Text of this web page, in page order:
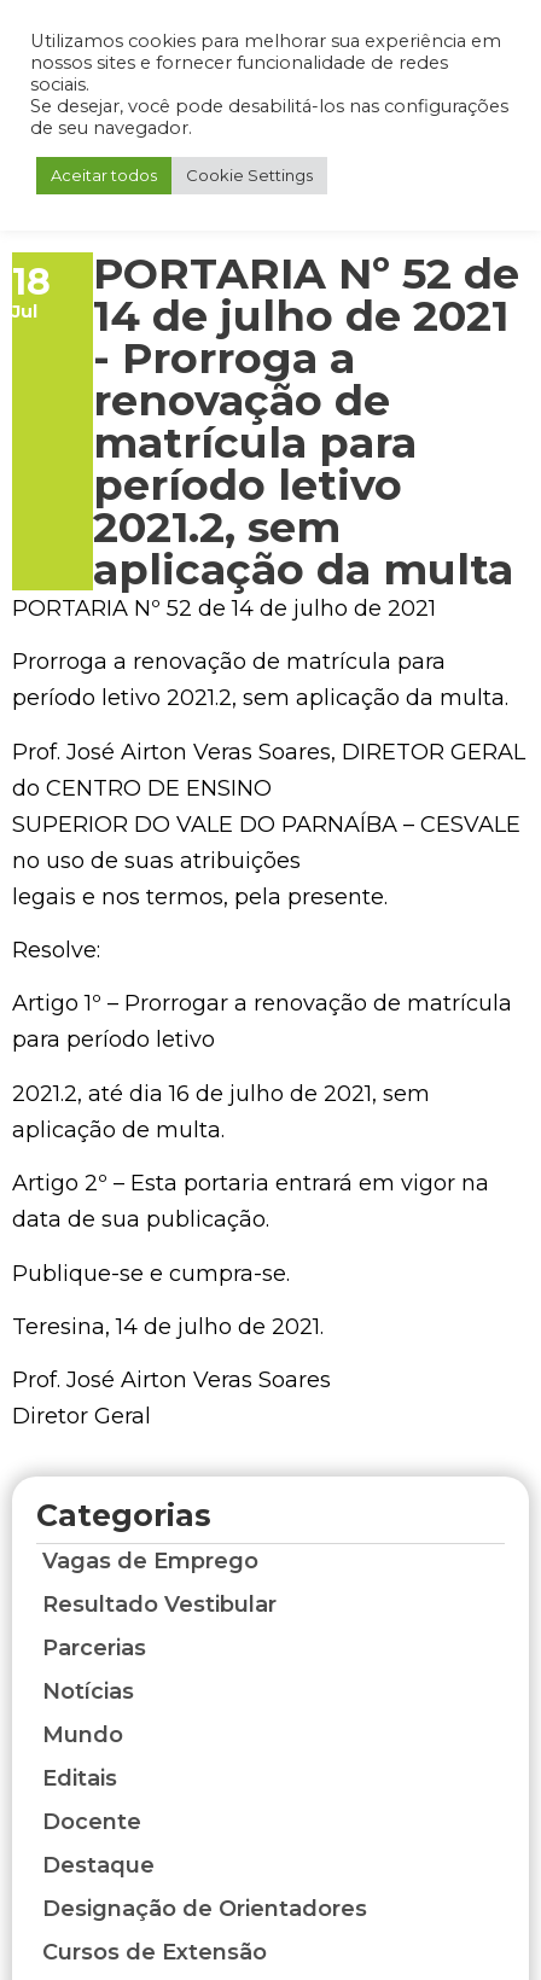
Admin Portal do Aluno Portal do Professor Portal do Coordenador
18
Jul
PORTARIA Nº 52 de
14 de julho de 2021
- Prorroga a
renovação de
matrícula para
período letivo
2021.2, sem
aplicação da multa
PORTARIA Nº 52 de 14 de julho de 2021
Prorroga a renovação de matrícula para
período letivo 2021.2, sem aplicação da multa.
Prof. José Airton Veras Soares, DIRETOR GERAL
do CENTRO DE ENSINO
SUPERIOR DO VALE DO PARNAÍBA – CESVALE
no uso de suas atribuições
legais e nos termos, pela presente.
Resolve:
Artigo 1º – Prorrogar a renovação de matrícula
para período letivo
2021.2, até dia 16 de julho de 2021, sem
aplicação de multa.
Artigo 2º – Esta portaria entrará em vigor na
data de sua publicação.
Publique-se e cumpra-se.
Teresina, 14 de julho de 2021.
Prof. José Airton Veras Soares
Diretor Geral
Categorias
Vagas de Emprego
Resultado Vestibular
Parcerias
Notícias
Mundo
Editais
Docente
Destaque
Designação de Orientadores
Cursos de Extensão
Utilizamos cookies para melhorar sua experiência em
nossos sites e fornecer funcionalidade de redes
sociais.
Se desejar, você pode desabilitá-los nas configurações
de seu navegador.
Aceitar todos Cookie Settings